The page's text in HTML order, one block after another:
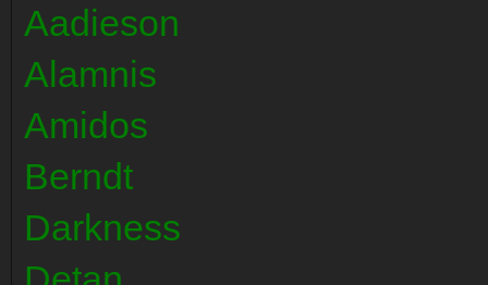
Aadieson
Alamnis
Amidos
Berndt
Darkness